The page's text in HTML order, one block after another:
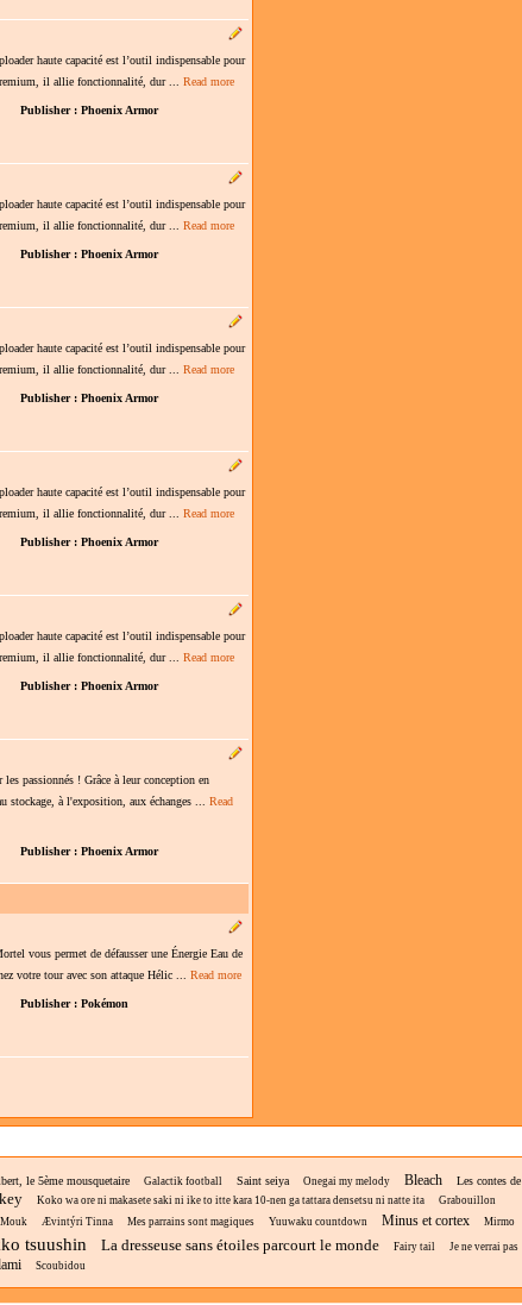
haute capacité est l’outil indispensable pour
il allie fonctionnalité, dur ... Read more
Publisher : Phoenix Armor
haute capacité est l’outil indispensable pour
il allie fonctionnalité, dur ... Read more
Publisher : Phoenix Armor
haute capacité est l’outil indispensable pour
il allie fonctionnalité, dur ... Read more
Publisher : Phoenix Armor
haute capacité est l’outil indispensable pour
il allie fonctionnalité, dur ... Read more
Publisher : Phoenix Armor
haute capacité est l’outil indispensable pour
il allie fonctionnalité, dur ... Read more
Publisher : Phoenix Armor
passionnés ! Grâce à leur conception en
stockage, à l'exposition, aux échanges ... Read
Publisher : Phoenix Armor
vous permet de défausser une Énergie Eau de
votre tour avec son attaque Hélic ... Read more
Publisher : Pokémon
le 5ème mousquetaire Galactik football Saint seiya Onegai my melody Bleach
Les contes de
Koko wa ore ni makasete saki ni ike to itte kara 10-nen ga tattara densetsu ni natte ita
Grabouillon
Mouk Ævintýri Tinna Mes parrains sont magiques Yuuwaku countdown Minus et cortex Mirmo
tsuushin La dresseuse sans étoiles parcourt le monde Fairy tail
Je ne verrai pas
Scoubidou